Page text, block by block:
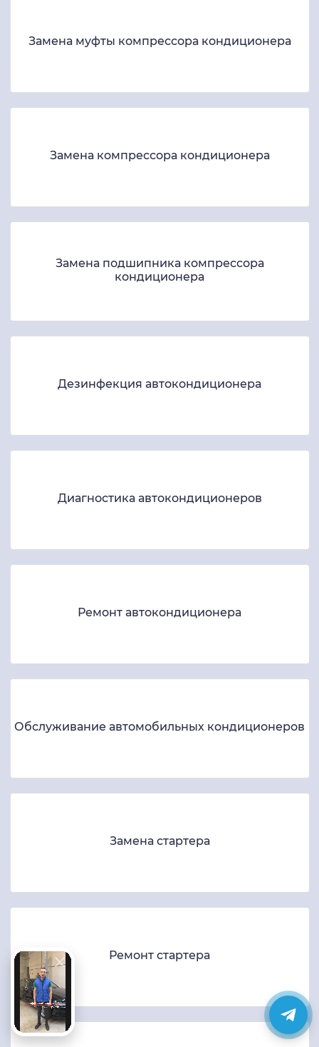
Замена муфты компрессора кондиционера
Замена компрессора кондиционера
Замена подшипника компрессора
кондиционера
Дезинфекция автокондиционера
Диагностика автокондиционеров
Ремонт автокондиционера
Обслуживание автомобильных кондиционеров
Замена стартера
Ремонт стартера